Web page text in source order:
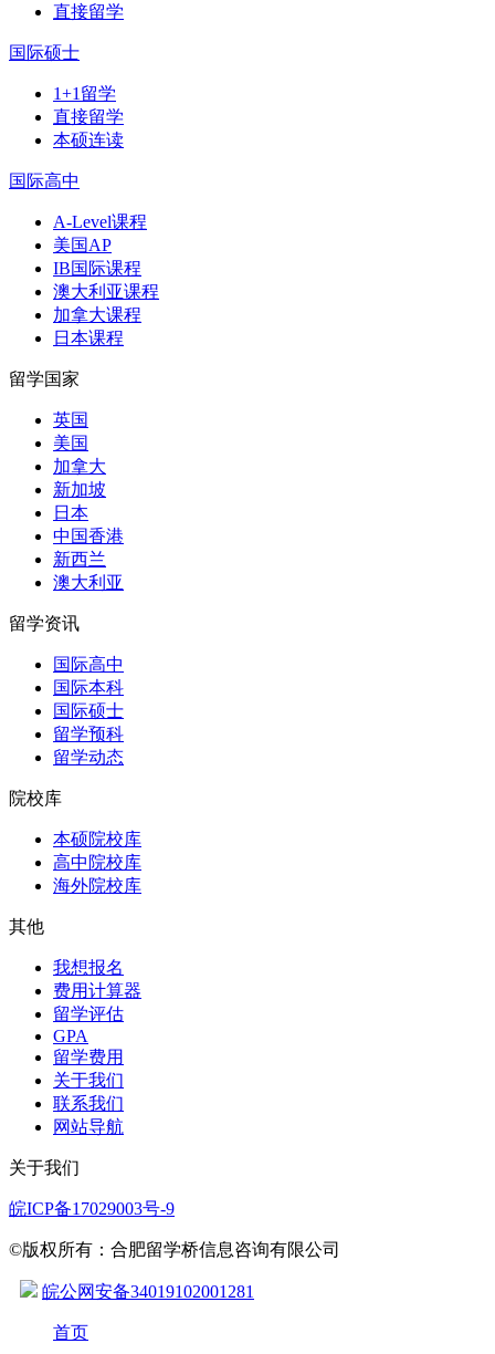
直接留学
国际硕士
1+1留学
直接留学
本硕连读
国际高中
A-Level课程
美国AP
IB国际课程
澳大利亚课程
加拿大课程
日本课程
留学国家
英国
美国
加拿大
新加坡
日本
中国香港
新西兰
澳大利亚
留学资讯
国际高中
国际本科
国际硕士
留学预科
留学动态
院校库
本硕院校库
高中院校库
海外院校库
其他
我想报名
费用计算器
留学评估
GPA
留学费用
关于我们
联系我们
网站导航
关于我们
皖ICP备17029003号-9
©版权所有：合肥留学桥信息咨询有限公司
皖公网安备34019102001281
首页